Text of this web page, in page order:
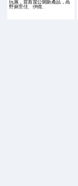
玩展，並首度公開新產品，高
野麻里佳、伊織…